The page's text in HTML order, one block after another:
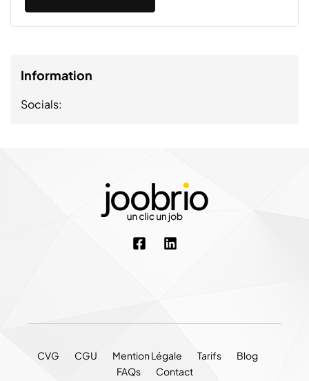
Information
Socials:
CVG CGU Mention Légale Tarifs
Blog
FAQs
Contact